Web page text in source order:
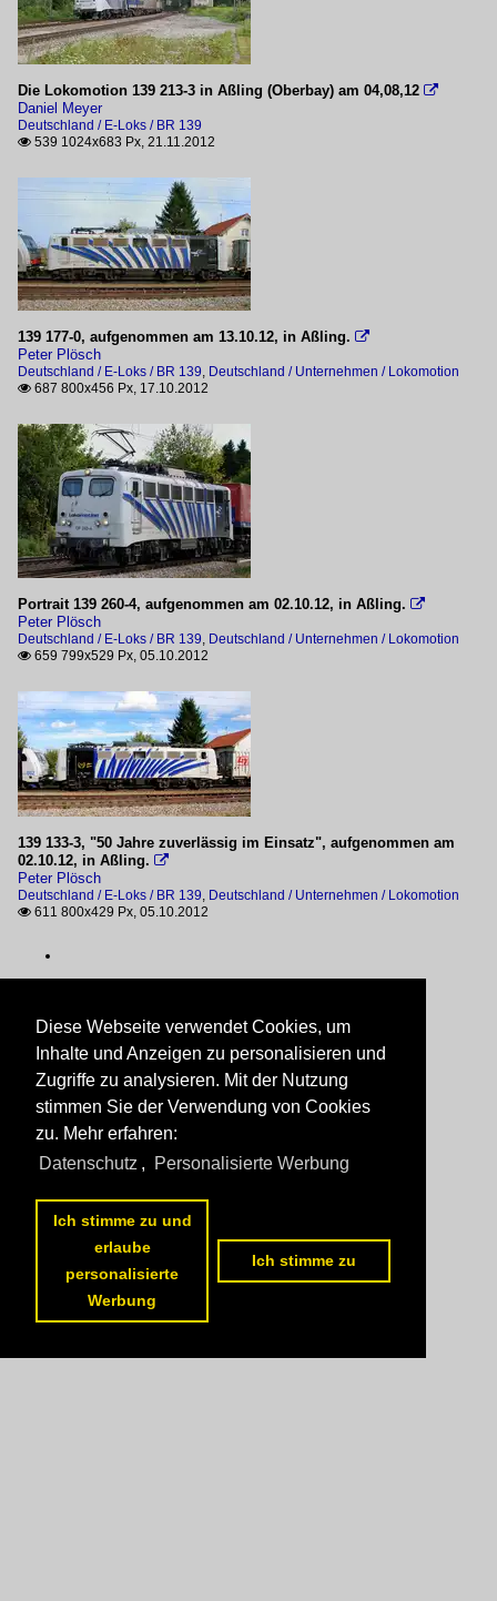
Die Lokomotion 139 213-3 in Aßling (Oberbay) am 04,08,12 
Daniel Meyer
Deutschland / E-Loks / BR 139
 539 1024x683 Px, 21.11.2012
139 177-0, aufgenommen am 13.10.12, in Aßling. 
Peter Plösch
Deutschland / E-Loks / BR 139, Deutschland / Unternehmen / Lokomotion
 687 800x456 Px, 17.10.2012
Portrait 139 260-4, aufgenommen am 02.10.12, in Aßling. 
Peter Plösch
Deutschland / E-Loks / BR 139, Deutschland / Unternehmen / Lokomotion
 659 799x529 Px, 05.10.2012
139 133-3, "50 Jahre zuverlässig im Einsatz", aufgenommen am
02.10.12, in Aßling. 
Peter Plösch
Deutschland / E-Loks / BR 139, Deutschland / Unternehmen / Lokomotion
 611 800x429 Px, 05.10.2012
Diese Webseite verwendet Cookies, um
Inhalte und Anzeigen zu personalisieren und
Zugriffe zu analysieren. Mit der Nutzung
stimmen Sie der Verwendung von Cookies
zu. Mehr erfahren:
Datenschutz , Personalisierte Werbung
Ich stimme zu und
erlaube
personalisierte
Werbung
Ich stimme zu